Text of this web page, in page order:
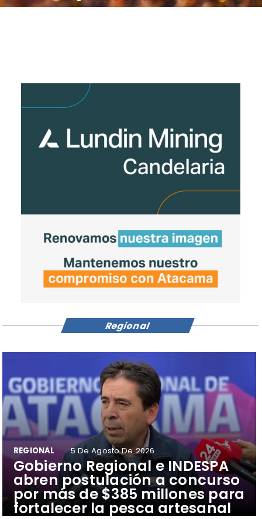
​Gobierno Regional e INDESPA
abren postulación a concurso
por más de $385 millones para
fortalecer la pesca artesanal
REGIONAL 5 De Agosto De 2026
Regional